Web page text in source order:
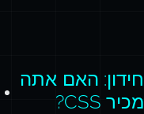
חידון: האם אתה
מכיר CSS?